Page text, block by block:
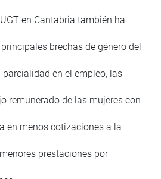
en Cantabria también ha
brechas de género del
en el empleo, las
remunerado de las mujeres con
en menos cotizaciones a la
prestaciones por